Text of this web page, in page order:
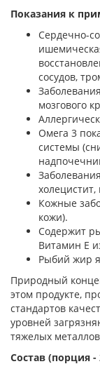
Показания к
Сердечно-
сосудов,
мозгового
Омега 3
системы
холецистит,
Кожные
кожи).
Содержит
Витамин Е
Рыбий жир
Природный
этом продукте,
стандартов
уровней
тяжелых
Состав (порция -